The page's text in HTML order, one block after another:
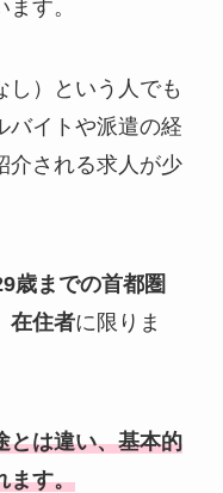
す。
し）という人でも
バイトや派遣の経
介される求人が少
歳までの首都圏
在住者に限りま
とは違い、基本的
ます。